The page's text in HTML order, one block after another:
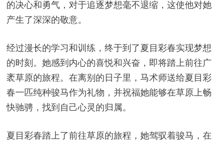
的决心和勇气，对于追逐梦想毫不退缩，这使他对她
产生了深深的敬意。
经过漫长的学习和训练，终于到了夏目彩春实现梦想
的时刻。她感到内心的喜悦和兴奋，即将踏上前往广
袤草原的旅程。在离别的日子里，马术师送给夏目彩
春一匹纯种骏马作为礼物，并祝福她能够在草原上畅
快驰骋，找到自己心灵的归属。
夏目彩春踏上了前往草原的旅程，她驾驭着骏马，在